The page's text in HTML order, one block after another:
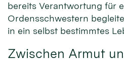
bereits Verantwortung für
Ordensschwestern
in ein selbst bestimmtes
Zwischen Armut